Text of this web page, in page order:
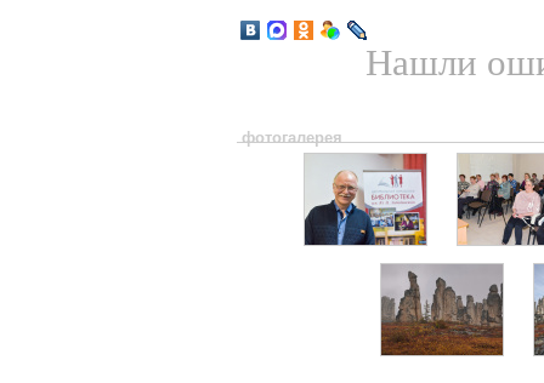
Нашли
фотогалерея